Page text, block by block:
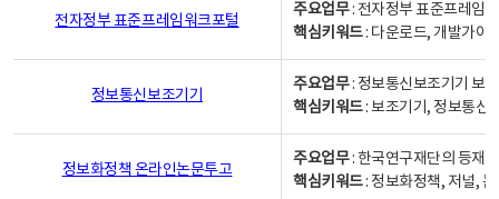
전자정부 표준프레임워크포털
주요업무: 전자정부 표준프레임
핵심키워드: 다운로드, 개발가이
정보통신보조기기
주요업무: 정보통신보조기기 보
핵심키워드: 보조기기, 정보통신
정보화정책 온라인논문투고
주요업무: 한국연구재단의 등재
핵심키워드: 정보화정책, 저널,